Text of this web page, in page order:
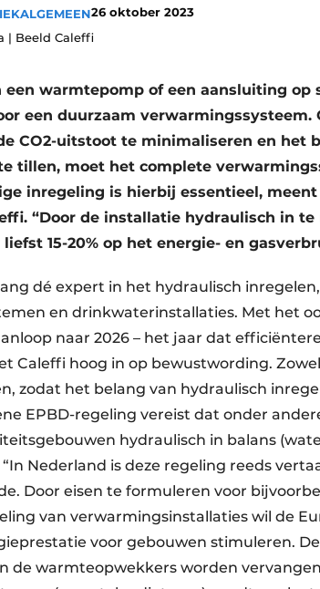
ALGEMEEN26 oktober 2023
| Beeld Caleffi
een warmtepomp of een aansluiting
een duurzaam
CO2-uitstoot te minimaliseren en het
tillen, moet het complete
inregeling is hierbij essentieel,
“Door de installatie hydraulisch in
15-20% op het energie- en
dé expert in het hydraulisch
en drinkwaterinstallaties. Met het
naar 2026 – het jaar dat
Caleffi hoog in op bewustwording.
zodat het belang van hydraulisch
EPBD-regeling vereist dat onder
hydraulisch in balans
Nederland is deze regeling reeds
Door eisen te formuleren voor
van verwarmingsinstallaties wil de
voor gebouwen stimuleren.
de warmteopwekkers worden